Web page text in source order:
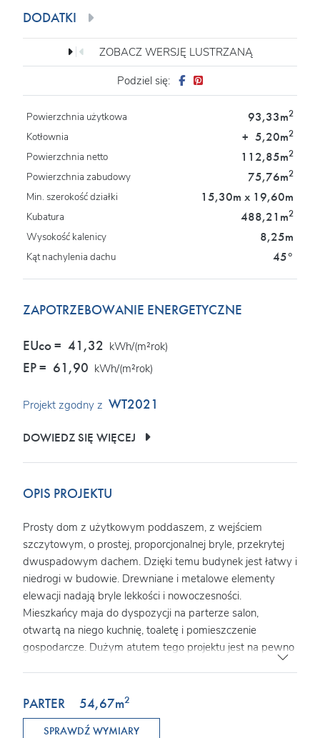
DODATKI
ZOBACZ WERSJĘ LUSTRZANĄ
Podziel się:
Powierzchnia użytkowa 93,33m2
Kotłownia + 5,20m2
Powierzchnia netto 112,85m2
Powierzchnia zabudowy 75,76m2
Min. szerokość działki 15,30m x 19,60m
Kubatura 488,21m2
Wysokość kalenicy 8,25m
Kąt nachylenia dachu 45°
OPIS PROJEKTU
Prosty dom z użytkowym poddaszem, z wejściem
szczytowym, o prostej, proporcjonalnej bryle, przekrytej
dwuspadowym dachem. Dzięki temu budynek jest łatwy i
niedrogi w budowie. Drewniane i metalowe elementy
elewacji nadają bryle lekkości i nowoczesności.
Mieszkańcy maja do dyspozycji na parterze salon,
otwartą na niego kuchnię, toaletę i pomieszczenie
gospodarcze. Dużym atutem tego projektu jest na pewno
wspólną łazienkę. Projekt doskonale nadaje sie do
budowy na niezbyt szerokiej działce.
ZAPOTRZEBOWANIE ENERGETYCZNE
EUco = 41,32 kWh/(m²rok)
EP = 61,90 kWh/(m²rok)
Projekt zgodny z WT2021
DOWIEDZ SIĘ WIĘCEJ
PARTER 54,67m2
SPRAWDŹ WYMIARY